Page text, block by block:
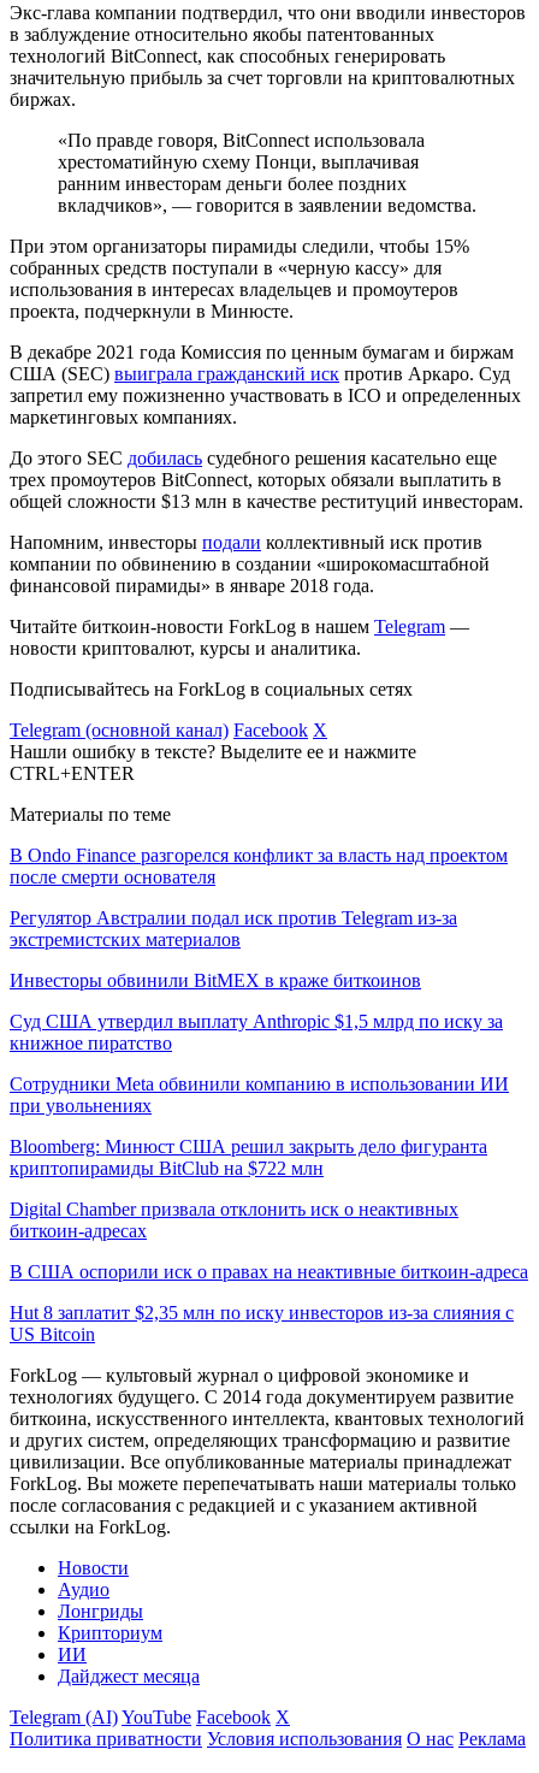
Экс-глава компании подтвердил, что они вводили инвесторов
в заблуждение относительно якобы патентованных
технологий BitConnect, как способных генерировать
значительную прибыль за счет торговли на криптовалютных
биржах.
«По правде говоря, BitConnect использовала
хрестоматийную схему Понци, выплачивая
ранним инвесторам деньги более поздних
вкладчиков», — говорится в заявлении ведомства.
При этом организаторы пирамиды следили, чтобы 15%
собранных средств поступали в «черную кассу» для
использования в интересах владельцев и промоутеров
проекта, подчеркнули в Минюсте.
В декабре 2021 года Комиссия по ценным бумагам и биржам
США (SEC) выиграла гражданский иск против Аркаро. Суд
запретил ему пожизненно участвовать в ICO и определенных
маркетинговых компаниях.
До этого SEC добилась судебного решения касательно еще
трех промоутеров BitConnect, которых обязали выплатить в
общей сложности $13 млн в качестве реституций инвесторам.
Напомним, инвесторы подали коллективный иск против
компании по обвинению в создании «широкомасштабной
финансовой пирамиды» в январе 2018 года.
Читайте биткоин-новости ForkLog в нашем Telegram —
новости криптовалют, курсы и аналитика.
Подписывайтесь на ForkLog в социальных сетях
Telegram (основной канал) Facebook X
Нашли ошибку в тексте? Выделите ее и нажмите
CTRL+ENTER
Материалы по теме
В Ondo Finance разгорелся конфликт за власть над проектом
после смерти основателя
Регулятор Австралии подал иск против Telegram из-за
экстремистских материалов
Инвесторы обвинили BitMEX в краже биткоинов
Суд США утвердил выплату Anthropic $1,5 млрд по иску за
книжное пиратство
Сотрудники Meta обвинили компанию в использовании ИИ
при увольнениях
Bloomberg: Минюст США решил закрыть дело фигуранта
криптопирамиды BitClub на $722 млн
Digital Chamber призвала отклонить иск о неактивных
биткоин-адресах
В США оспорили иск о правах на неактивные биткоин-адреса
Hut 8 заплатит $2,35 млн по иску инвесторов из-за слияния с
US Bitcoin
ForkLog — культовый журнал о цифровой экономике и
технологиях будущего. С 2014 года документируем развитие
биткоина, искусственного интеллекта, квантовых технологий
и других систем, определяющих трансформацию и развитие
цивилизации. Все опубликованные материалы принадлежат
ForkLog. Вы можете перепечатывать наши материалы только
после согласования с редакцией и с указанием активной
ссылки на ForkLog.
Новости
Аудио
Лонгриды
Крипториум
ИИ
Дайджест месяца
Telegram (AI)YouTube Facebook X
Политика приватности Условия использования О нас Реклама